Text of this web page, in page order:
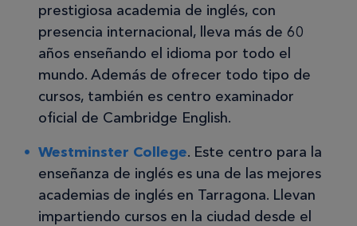
prestigiosa academia de inglés, con
presencia internacional, lleva más de 60
años enseñando el idioma por todo el
mundo. Además de ofrecer todo tipo de
cursos, también es centro examinador
oficial de Cambridge English.
Westminster College. Este centro para la
enseñanza de inglés es una de las mejores
academias de inglés en Tarragona. Llevan
impartiendo cursos en la ciudad desde el